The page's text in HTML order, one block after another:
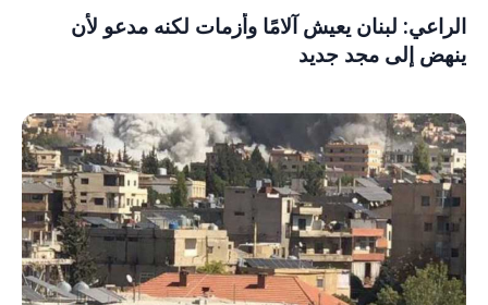
الراعي: لبنان يعيش آلامًا وأزمات لكنه مدعو لأن
ينهض إلى مجد جديد